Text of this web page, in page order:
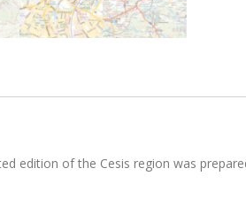
edition of the Cesis region was